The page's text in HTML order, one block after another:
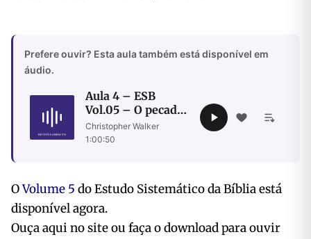
Prefere ouvir? Esta aula também está disponível em
áudio.
Aula 4 – ESB
Vol.05 – O pecado
de Acã II
Christopher Walker
1:00:50
OVolume 5 do Estudo Sistemático da Bíblia está
disponível agora.
Ouça aqui no site ou faça o download para ouvir